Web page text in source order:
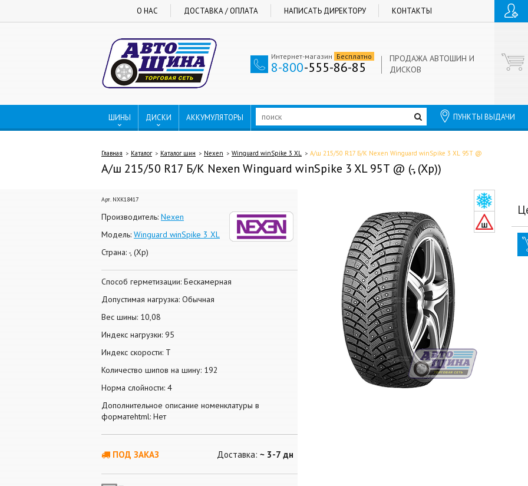
О НАС ДОСТАВКА / ОПЛАТА НАПИСАТЬ ДИРЕКТОРУ КОНТАКТЫ
Интернет-магазин Бесплатно
8-800-555-86-85
ПРОДАЖА АВТОШИН И
ДИСКОВ
ШИНЫ ДИСКИ АККУМУЛЯТОРЫ ПУНКТЫ ВЫДАЧИ
Главная Каталог Каталог шин Nexen Winguard winSpike 3 XL А/ш 215/50 R17 Б/К Nexen Winguard winSpike 3 XL 95T @
А/ш 215/50 R17 Б/К Nexen Winguard winSpike 3 XL 95T @ (-, (Хр))
Арт. NXK18417
Производитель: Nexen
Модель: Winguard winSpike 3 XL
Страна: -, (Хр)
Способ герметизации: Бескамерная
Допустимая нагрузка: Обычная
Вес шины: 10,08
Индекс нагрузки: 95
Индекс скорости: T
Количество шипов на шину: 192
Норма слойности: 4
Дополнительное описание номенклатуры в
форматеhtml: Нет
ПОД ЗАКАЗ Доставка: ~ 3-7 дн